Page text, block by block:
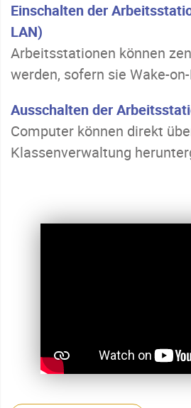
Einschalten der
LAN)
Arbeitsstationen können
werden, sofern sie Wake-
Ausschalten der
Computer können direkt
Klassenverwaltung